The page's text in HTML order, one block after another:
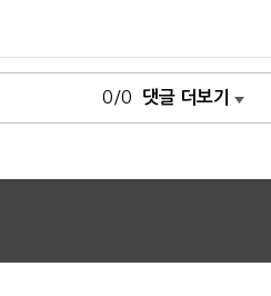
0/0 댓글 더보기